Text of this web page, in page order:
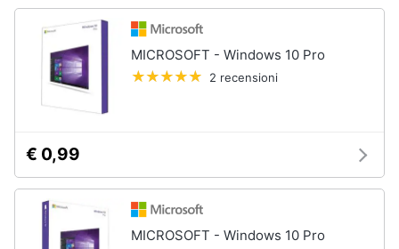
MICROSOFT - Windows 10 Pro
2 recensioni
€ 0,99
MICROSOFT - Windows 10 Pro